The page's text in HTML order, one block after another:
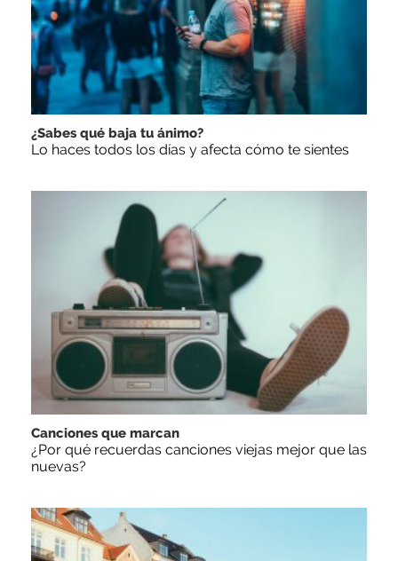
¿Sabes qué baja tu ánimo?
Lo haces todos los días y afecta cómo te sientes
Canciones que marcan
¿Por qué recuerdas canciones viejas mejor que las
nuevas?